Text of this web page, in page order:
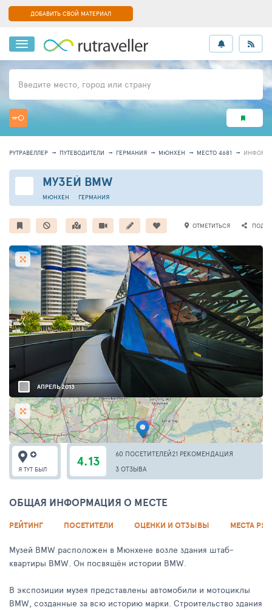
ДОБАВИТЬ СВОЙ МАТЕРИАЛ
Введите место, город или страну
РУТРАВЕЛЛЕР ПУТЕВОДИТЕЛИ ГЕРМАНИЯ МЮНХЕН МЕСТО 4681
МУЗЕЙ BMW
ГЕРМАНИЯ
МЮНХЕН
ОТМЕТИТЬСЯ
АПРЕЛЬ 2013
4.13 60 ПОСЕТИТЕЛЕЙ21 РЕКОМЕНДАЦИЯ
3 ОТЗЫВА
Я ТУТ БЫЛ
ОБЩАЯ ИНФОРМАЦИЯ О МЕСТЕ
РЕЙТИНГ ПОСЕТИТЕЛИ ОЦЕНКИ И ОТЗЫВЫ МЕСТА
Музей BMW расположен в Мюнхене возле здания штаб-
квартиры BMW. Он посвящён истории BMW.
В экспозиции музея представлены автомобили и мотоциклы
BMW, созданные за всю историю марки. Строительство здания